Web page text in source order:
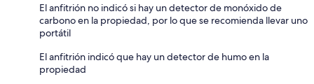
El anfitrión no indicó si hay un detector de monóxido de
carbono en la propiedad, por lo que se recomienda llevar uno
portátil
El anfitrión indicó que hay un detector de humo en la
propiedad